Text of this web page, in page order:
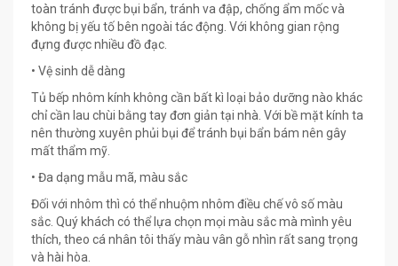
toàn tránh được bụi bẩn, tránh va đập, chống ẩm mốc và
không bị yếu tố bên ngoài tác động. Với không gian rộng
đựng được nhiều đồ đạc.
• Vệ sinh dễ dàng
Tủ bếp nhôm kính không cần bất kì loại bảo dưỡng nào khác
chỉ cần lau chùi bằng tay đơn giản tại nhà. Với bề mặt kính ta
nên thường xuyên phủi bụi để tránh bụi bẩn bám nên gây
mất thẩm mỹ.
• Đa dạng mẫu mã, màu sắc
Đối với nhôm thì có thể nhuộm nhôm điều chế vô số màu
sắc. Quý khách có thể lựa chọn mọi màu sắc mà mình yêu
thích, theo cá nhân tôi thấy màu vân gỗ nhìn rất sang trọng
và hài hòa.